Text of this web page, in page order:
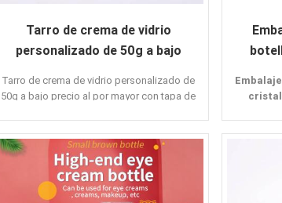
Tarro de crema de vidrio
personalizado de 50g a bajo
rosca
Tarro de crema de vidrio personalizado de
50g a bajo precio al por mayor con tapa de
Características:
diseño hexagonal
Color personalizado
Ofrecer muestras